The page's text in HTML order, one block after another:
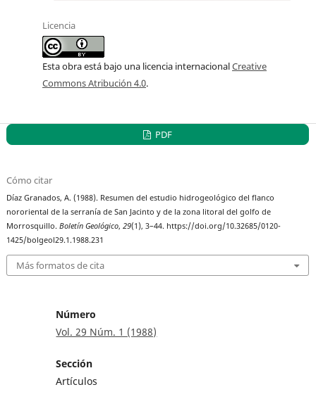
Licencia
Esta obra está bajo una licencia internacionalCreative
Commons Atribución 4.0.
PDF
Cómo citar
Díaz Granados, A. (1988). Resumen del estudio hidrogeológico del flanco
nororiental de la serranía de San Jacinto y de la zona litoral del golfo de
Morrosquillo.Boletín Geológico,29(1), 3–44. https://doi.org/10.32685/0120-
1425/bolgeol29.1.1988.231
Más formatos de cita
Número
Vol. 29 Núm. 1 (1988)
Sección
Artículos